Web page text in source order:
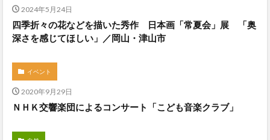
2024年5月24日
四季折々の花などを描いた秀作 日本画「常夏会」展 「奥
深さを感じてほしい」／岡山・津山市
イベント
2020年9月29日
ＮＨＫ交響楽団によるコンサート「こども音楽クラブ」